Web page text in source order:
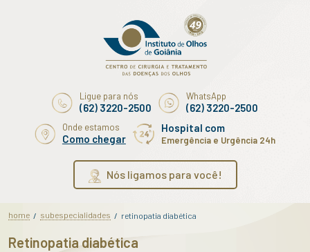
Ligue para nós
(62) 3220-2500
WhatsApp
(62) 3220-2500
Onde estamos
Como chegar
Hospital com
Emergência e Urgência 24h
Nós ligamos para você!
home / subespecialidades / retinopatia diabética
Retinopatia diabética